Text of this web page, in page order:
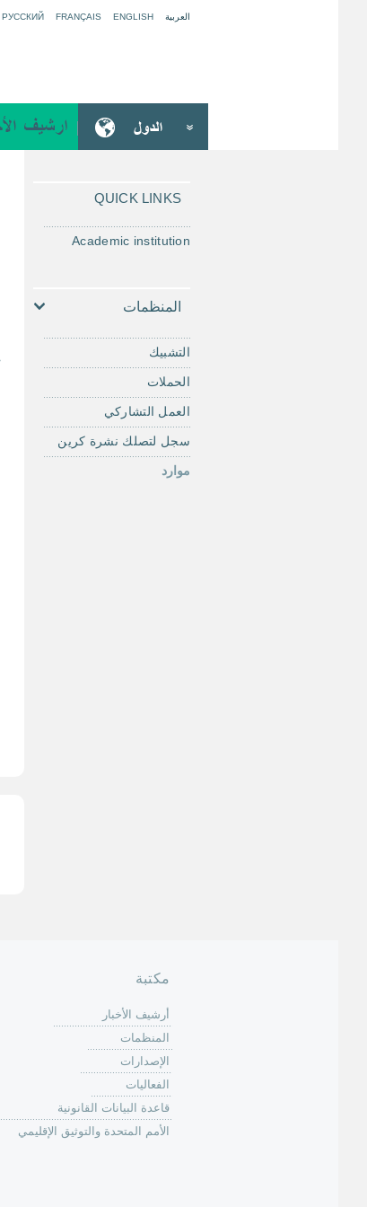
العربية ENGLISH
FRANÇAIS
РУССКИЙ
ك
QUICK LINKS
Academic institution
المنظمات
التشبيك
الحملات
العمل التشاركي
سجل لتصلك نشرة كرين
موارد
مكتبة
أرشيف الأخبار
المنظمات
الإصدارات
الفعاليات
قاعدة البيانات القانونية
الأمم المتحدة والتوثيق الإقليمي